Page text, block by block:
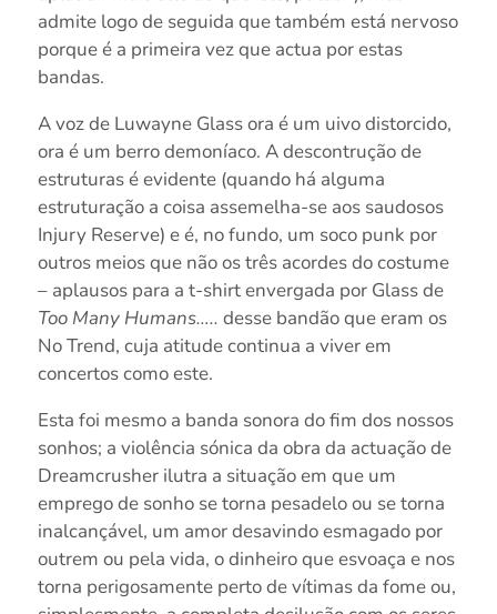
admite logo de seguida que também está nervoso
porque é a primeira vez que actua por estas
bandas.
A voz de Luwayne Glass ora é um uivo distorcido,
ora é um berro demoníaco. A descontrução de
estruturas é evidente (quando há alguma
estruturação a coisa assemelha-se aos saudosos
Injury Reserve) e é, no fundo, um soco punk por
outros meios que não os três acordes do costume
– aplausos para a t-shirt envergada por Glass de
Too Many Humans….. desse bandão que eram os
No Trend, cuja atitude continua a viver em
concertos como este.
Esta foi mesmo a banda sonora do fim dos nossos
sonhos; a violência sónica da obra da actuação de
Dreamcrusher ilutra a situação em que um
emprego de sonho se torna pesadelo ou se torna
inalcançável, um amor desavindo esmagado por
outrem ou pela vida, o dinheiro que esvoaça e nos
torna perigosamente perto de vítimas da fome ou,